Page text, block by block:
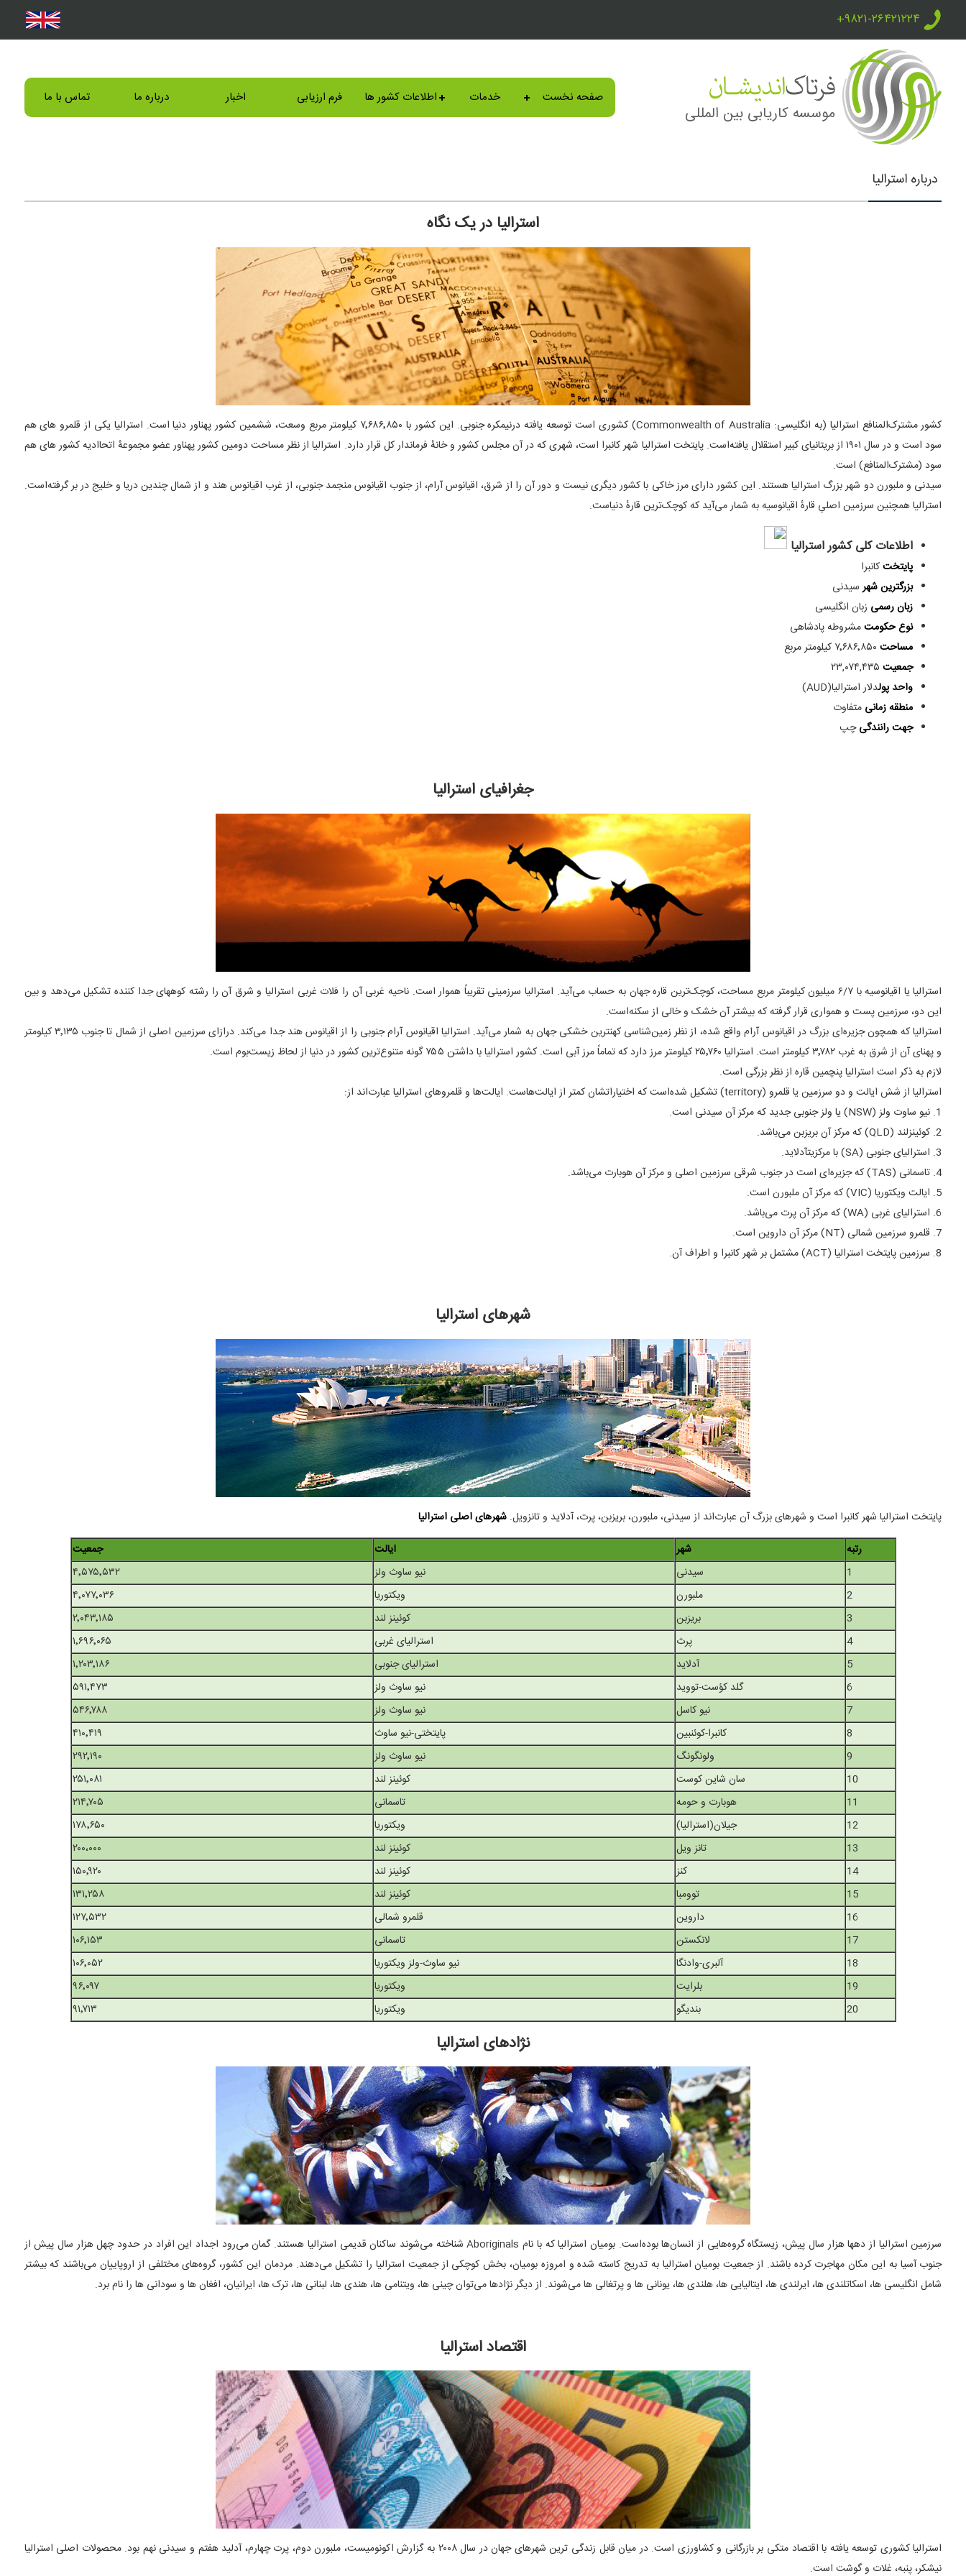
+۹۸۲۱-۲۶۴۲۱۲۲۴
موسسه کاریابی بین المللی
صفحه نخست خدمات اطلاعات کشور ها فرم ارزیابی اخبار درباره ما تماس با ما
درباره استرالیا
استرالیا در یک نگاه
کشور مشترک‌المنافع استرالیا (به انگلیسی: Commonwealth of Australia) کشوری است توسعه یافته درنیمکره جنوبی. این کشور با ۷٬۶۸۶٬۸۵۰ کیلومتر مربع وسعت، ششمین کشور پهناور دنیا است. استرالیا یکی از قلمرو های هم
سود است و در سال ۱۹۰۱ از بریتانیای کبیر استقلال یافته‌است. پایتخت استرالیا شهر کانبرا است، شهری که در آن مجلس کشور و خانهٔ فرماندار کل قرار دارد. استرالیا از نظر مساحت دومین کشور پهناور عضو مجموعهٔ اتحاادیه کشور های هم
سود (مشترک‌المنافع) است.
سیدنی و ملبورن دو شهر بزرگ استرالیا هستند. این کشور دارای مرز خاکی با کشور دیگری نیست و دور آن را از شرق، اقیانوس آرام، از جنوب اقیانوس منجمد جنوبی، از غرب اقیانوس هند و از شمال چندین دریا و خلیج در بر گرفته‌است.
استرالیا همچنین سرزمین اصلیِ قارهٔ اقیانوسیه به شمار می‌آید که کوچک‌ترین قارهٔ دنیاست.
اطلاعات کلی کشور استرالیا
پایتختکانبرا
بزرگترین شهرسیدنی
زبان رسمی زبان انگلیسی
نوع حکومتمشروطه پادشاهی
مساحت۷٬۶۸۶٬۸۵۰ کیلومتر مربع
جمعیت۲۳,۰۷۴,۴۳۵
واحد پولدلار استرالیا(AUD)
منطقه زمانی متفاوت
جهت رانندگیچپ
جغرافیای استرالیا
استرالیا یا اقیانوسیه با ۶/۷ میلیون کیلومتر مربع مساحت، کوچک‌ترین قاره جهان به حساب می‌آید. استرالیا سرزمینی تقریباً هموار است. ناحیه غربی آن را فلات غربی استرالیا و شرق آن را رشته کوههای جدا کننده تشکیل می‌دهد و بین
این دو، سرزمین پست و همواری قرار گرفته که بیشتر آن خشک و خالی از سکنه‌است.
استرالیا که همچون جزیره‌ای بزرگ در اقیانوس آرام واقع شده، از نظر زمین‌شناسی کهنترین خشکی جهان به شمار می‌آید. استرالیا اقیانوس آرام جنوبی را از اقیانوس هند جدا می‌کند. درازای سرزمین اصلی از شمال تا جنوب ۳٬۱۳۵ کیلومتر
و پهنای آن از شرق به غرب ۳٬۷۸۲ کیلومتر است. استرالیا ۲۵٬۷۶۰ کیلومتر مرز دارد که تماماً مرز آبی است. کشور استرالیا با داشتن ۷۵۵ گونه متنوع‌ترین کشور در دنیا از لحاظ زیست‌بوم است.
لازم به ذکر است استرالیا پنچمین قاره از نظر بزرگی است.
استرالیا از شش ایالت و دو سرزمین یا قلمرو (territory) تشکیل شده‌است که اختیاراتشان کمتر از ایالت‌هاست. ایالت‌ها و قلمروهای استرالیا عبارت‌اند از:
1. نیو ساوت ولز (NSW) یا ولز جنوبی جدید که مرکز آن سیدنی است.
2. کوئینزلند (QLD) که مرکز آن بریزبن می‌باشد.
3. استرالیای جنوبی (SA) با مرکزیتآدلاید.
4. تاسمانی (TAS) که جزیره‌ای است در جنوب شرقی سرزمین اصلی و مرکز آن هوبارت می‌باشد.
5. ایالت ویکتوریا (VIC) که مرکز آن ملبورن است.
6. استرالیای غربی (WA) که مرکز آن پرت می‌باشد.
7. قلمرو سرزمین شمالی (NT) مرکز آن داروین است.
8. سرزمین پایتخت استرالیا (ACT) مشتمل بر شهر کانبرا و اطراف آن.
شهرهای استرالیا
پایتخت استرالیا شهر کانبرا است و شهرهای بزرگ آن عبارت‌اند از سیدنی، ملبورن، بریزبن، پرت، آدلاید و تانزویل. شهرهای اصلی استرالیا
جمعیت
ایالت شهر
رتبه
۴٬۵۷۵٬۵۳۲
نیو ساوث ولز سیدنی
1
۴٬۰۷۷٬۰۳۶
ویکتوریا ملبورن
2
۲٬۰۴۳٬۱۸۵
کوئینز لند بریزبن
3
۱٬۶۹۶٬۰۶۵
استرالیای غربی پرث
4
۱٬۲۰۳٬۱۸۶
استرالیای جنوبی آدلاید
5
۵۹۱٬۴۷۳
نیو ساوث ولز گلد کؤست-تووید
6
۵۴۶٬۷۸۸
نیو ساوث ولز نیو کاسل
7
۴۱۰٬۴۱۹
پایتختی-نیو ساوث کانبرا-کوئنبین
8
۲۹۲٬۱۹۰
نیو ساوث ولز ولونگونگ
9
۲۵۱٬۰۸۱
کوئینز لند سان شاین کوست
10
۲۱۴٬۷۰۵
تاسمانی هوبارت و حومه
11
۱۷۸٬۶۵۰
ویکتوریا جیلان(استرالیا)
12
۲۰۰،۰۰۰
کوئینز لند تانز ویل
13
۱۵۰٬۹۲۰
کوئینز لند کنز
14
۱۳۱٬۲۵۸
کوئینز لند توومبا
15
۱۲۷٬۵۳۲
قلمرو شمالی داروین
16
۱۰۶٬۱۵۳
تاسمانی لانکستن
17
۱۰۶٬۰۵۲
نیو ساوث-ولز ویکتوریا آلبری-وادنگا
18
۹۶٬۰۹۷
ویکتوریا بلرایت
19
۹۱٬۷۱۳
ویکتوریا بندیگو 20
نژادهای استرالیا
سرزمین استرالیا از دهها هزار سال پیش، زیستگاه گروه‌هایی از انسان‌ها بوده‌است. بومیان استرالیا که با نام Aboriginals شناخته می‌شوند ساکنان قدیمی استرالیا هستند. گمان می‌رود اجداد این افراد در حدود چهل هزار سال پیش از
جنوب آسیا به این مکان مهاجرت کرده باشند. از جمعیت بومیان استرالیا به تدریج کاسته شده و امروزه بومیان، بخش کوچکی از جمعیت استرالیا را تشکیل می‌دهند. مردمان این کشور، گروه‌های مختلفی از اروپاییان می‌باشند که بیشتر
شامل انگلیسی ها، اسکاتلندی ها، ایرلندی ها، ایتالیایی ها، هلندی ها، یونانی ها و پرتغالی ها می‌شوند. از دیگر نژادها می‌توان چینی ها، ویتنامی ها، هندی ها، لبنانی ها، ترک ها، ایرانیان، افغان ها و سودانی ها را نام برد.
اقتصاد استرالیا
استرالیا کشوری توسعه یافته با اقتصاد متکی بر بازرگانی و کشاورزی است. در میان قابل زندگی ‌ترین شهرهای جهان در سال ۲۰۰۸ به گزارش اکونومیست، ملبورن دوم، پرت چهارم، آدلید هفتم و سیدنی نهم بود. محصولات اصلی استرالیا
نیشکر، پنبه، غلات و گوشت است.